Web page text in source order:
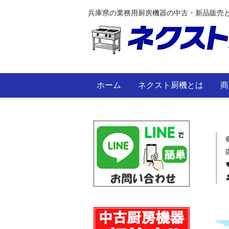
兵庫県の業務用厨房機器の中古・新品販売
ホーム ネクスト厨機とは